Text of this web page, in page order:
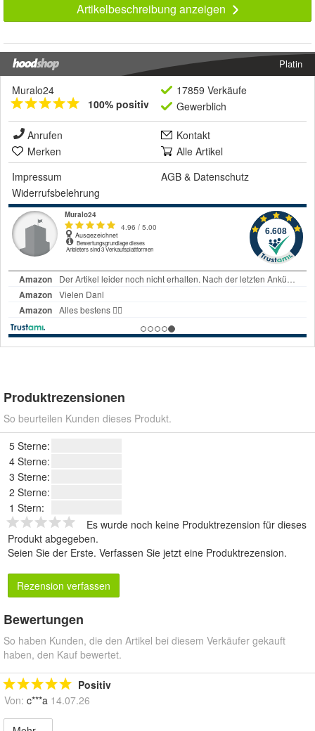
Artikelbeschreibung anzeigen
Platin
Muralo24
100% positiv
17859 Verkäufe
Gewerblich
Anrufen
Kontakt
Merken
Alle Artikel
Impressum
AGB & Datenschutz
Widerrufsbelehrung
Produktrezensionen
So beurteilen Kunden dieses Produkt.
5 Sterne:
4 Sterne:
3 Sterne:
2 Sterne:
1 Stern:
Es wurde noch keine Produktrezension für dieses
Produkt abgegeben.
Seien Sie der Erste. Verfassen Sie jetzt eine Produktrezension.
Rezension verfassen
Bewertungen
So haben Kunden, die den Artikel bei diesem Verkäufer gekauft
haben, den Kauf bewertet.
Positiv
Von: c***a 14.07.26